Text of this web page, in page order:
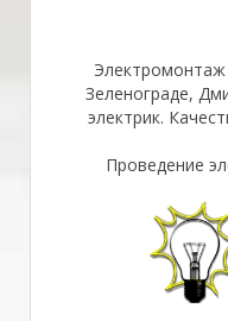
Электромонтаж
Зеленограде,
электрик.
Проведение